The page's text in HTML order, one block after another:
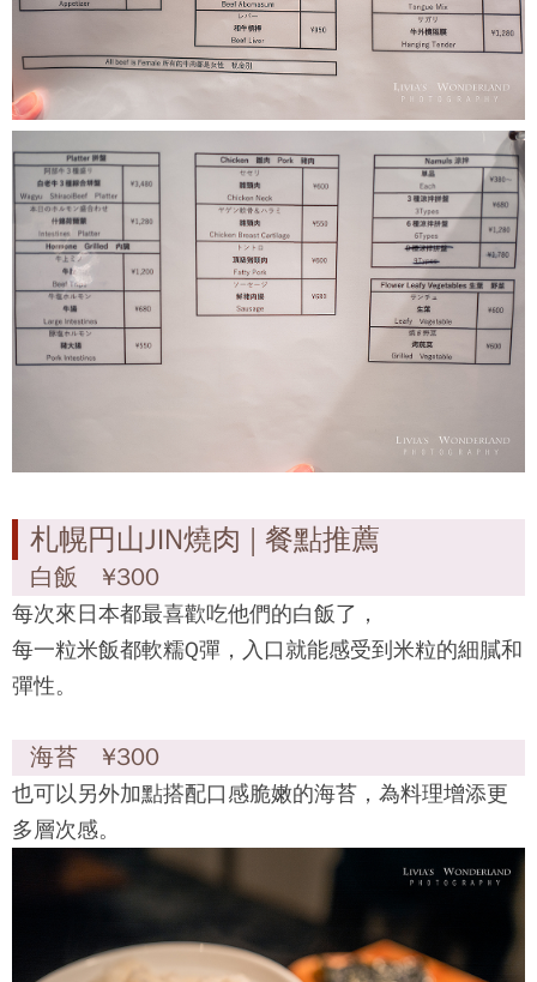
札幌円山JIN燒肉 | 餐點推薦
白飯 ¥300
每次來日本都最喜歡吃他們的白飯了，
每一粒米飯都軟糯Q彈，入口就能感受到米粒的細膩和
彈性。
海苔 ¥300
也可以另外加點搭配口感脆嫩的海苔，為料理增添更
多層次感。